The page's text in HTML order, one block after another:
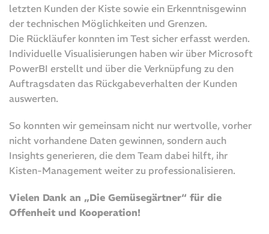
letzten Kunden der Kiste sowie ein Erkenntnisgewinn
der technischen Möglichkeiten und Grenzen.
Die Rückläufer konnten im Test sicher erfasst werden.
Individuelle Visualisierungen haben wir über Microsoft
PowerBI erstellt und über die Verknüpfung zu den
Auftragsdaten das Rückgabeverhalten der Kunden
auswerten.
So konnten wir gemeinsam nicht nur wertvolle, vorher
nicht vorhandene Daten gewinnen, sondern auch
Insights generieren, die dem Team dabei hilft, ihr
Kisten-Management weiter zu professionalisieren.
Vielen Dank an „Die Gemüsegärtner“ für die
Offenheit und Kooperation!